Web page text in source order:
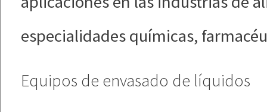
especialidades químicas,
Equipos de envasado de líquidos